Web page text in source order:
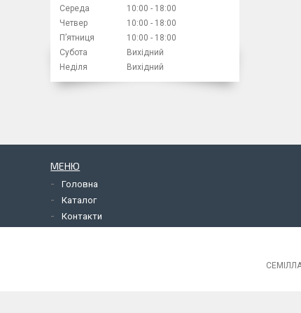
Середа
10:00
18:00
Четвер
10:00
18:00
Пʼятниця
10:00
18:00
Субота
Вихідний
Неділя
Вихідний
МЕНЮ
Головна
Каталог
Контакти